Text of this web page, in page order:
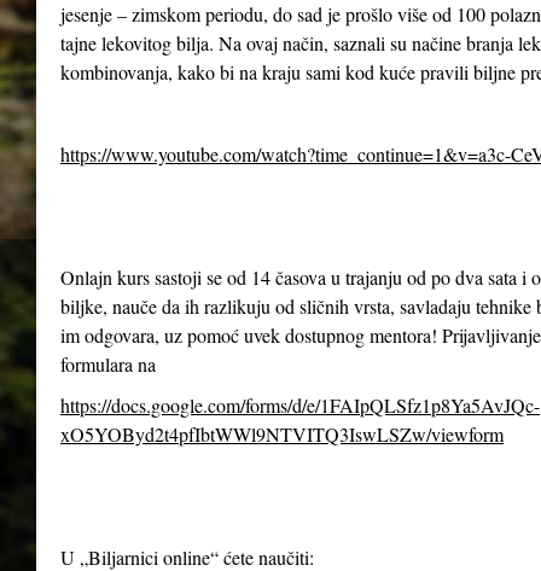
jesenje – zimskom periodu, do sad je prošlo više od 100
tajne lekovitog bilja. Na ovaj način, saznali su načine branja
kombinovanja, kako bi na kraju sami kod kuće pravili biljne
https://www.youtube.com/watch?time_continue=1&v=a3c-
Onlajn kurs sastoji se od 14 časova u trajanju od po dva sata
biljke, nauče da ih razlikuju od sličnih vrsta, savladaju
im odgovara, uz pomoć uvek dostupnog mentora!
formulara na
https://docs.google.com/forms/d/e/1FAIpQLSfz1p8Ya5AvJQc-
xO5YOByd2t4pfIbtWWl9NTVITQ3IswLSZw/viewform
U „Biljarnici online“ ćete naučiti: